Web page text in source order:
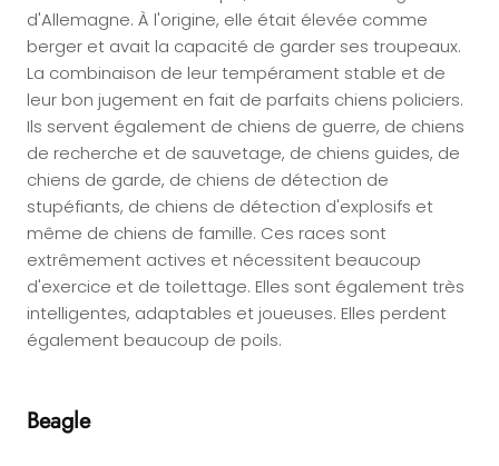
d'Allemagne. À l'origine, elle était élevée comme
berger et avait la capacité de garder ses troupeaux.
La combinaison de leur tempérament stable et de
leur bon jugement en fait de parfaits chiens policiers.
Ils servent également de chiens de guerre, de chiens
de recherche et de sauvetage, de chiens guides, de
chiens de garde, de chiens de détection de
stupéfiants, de chiens de détection d'explosifs et
même de chiens de famille. Ces races sont
extrêmement actives et nécessitent beaucoup
d'exercice et de toilettage. Elles sont également très
intelligentes, adaptables et joueuses. Elles perdent
également beaucoup de poils.
Beagle